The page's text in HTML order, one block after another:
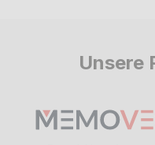
Unsere